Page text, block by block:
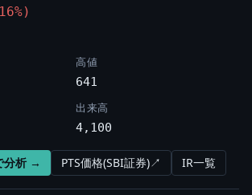
高値
641
出来高
4,100
分析 → PTS価格(SBI証券)↗ IR一覧